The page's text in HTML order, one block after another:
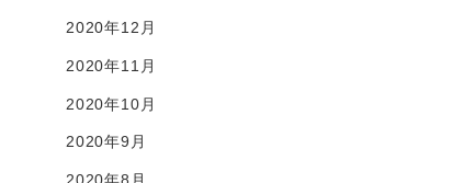
2020年12月
2020年11月
2020年10月
2020年9月
2020年8月